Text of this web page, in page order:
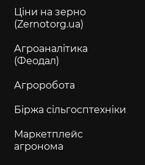
Ціни на зерно
(Zernotorg.ua)
Агроаналітика
(Феодал)
Агроробота
Біржа сільгосптехніки
Маркетплейс
агронома